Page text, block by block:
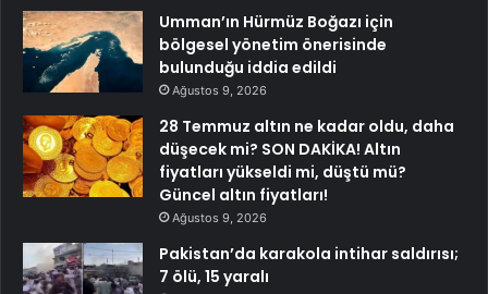
Umman’ın Hürmüz Boğazı için
bölgesel yönetim önerisinde
bulunduğu iddia edildi
Ağustos 9, 2026
28 Temmuz altın ne kadar oldu, daha
düşecek mi? SON DAKİKA! Altın
fiyatları yükseldi mi, düştü mü?
Güncel altın fiyatları!
Ağustos 9, 2026
Pakistan’da karakola intihar saldırısı;
7 ölü, 15 yaralı